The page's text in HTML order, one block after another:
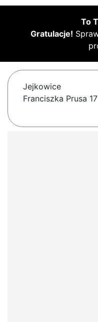
To
Gratulacje!
Jejkowice
Franciszka Prusa 17